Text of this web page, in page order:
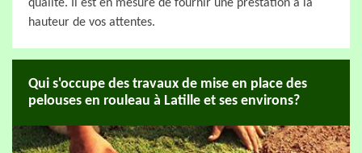
qualité. Il est en mesure de fournir une prestation à la
hauteur de vos attentes.
Qui s'occupe des travaux de mise en place des
pelouses en rouleau à Latille et ses environs?